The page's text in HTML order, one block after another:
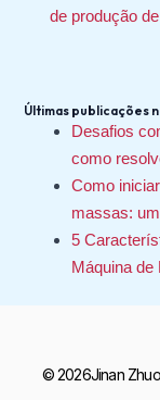
de produção
Últimas publicações
Desafios
como
Como
massas:
5
Máquina de
© 2026Jinan